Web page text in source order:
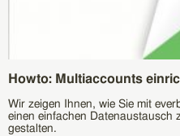
Howto: Multiaccounts
Wir zeigen Ihnen, wie Sie mit
einen einfachen Datenaustausch
gestalten.